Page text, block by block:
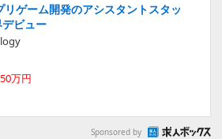
ゲーム開発のアシスタントスタッ
ビュー
万円
Sponsored by